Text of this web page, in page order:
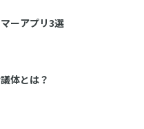
ーアプリ3選
体とは？